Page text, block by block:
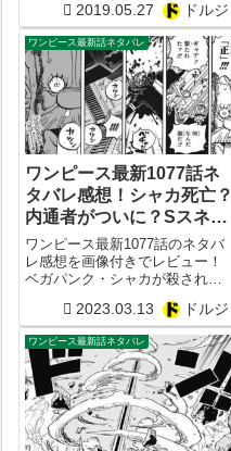
ぶりにタッグを！？
2019.05.27 ドルジ
ワンピース最新話ネタバレ
ワンピース最新1077話ネ
タバレ感想！シャカ死亡？
内通者がついに？Sスネー
ク可愛すぎ問題
ワンピース最新1077話のネタバ
レ感想を画像付きでレビュー！
ベガパンク・シャカが殺され
は？Sスネーク可愛すぎ問題
2023.03.13 ドルジ
ワンピース最新話ネタバレ